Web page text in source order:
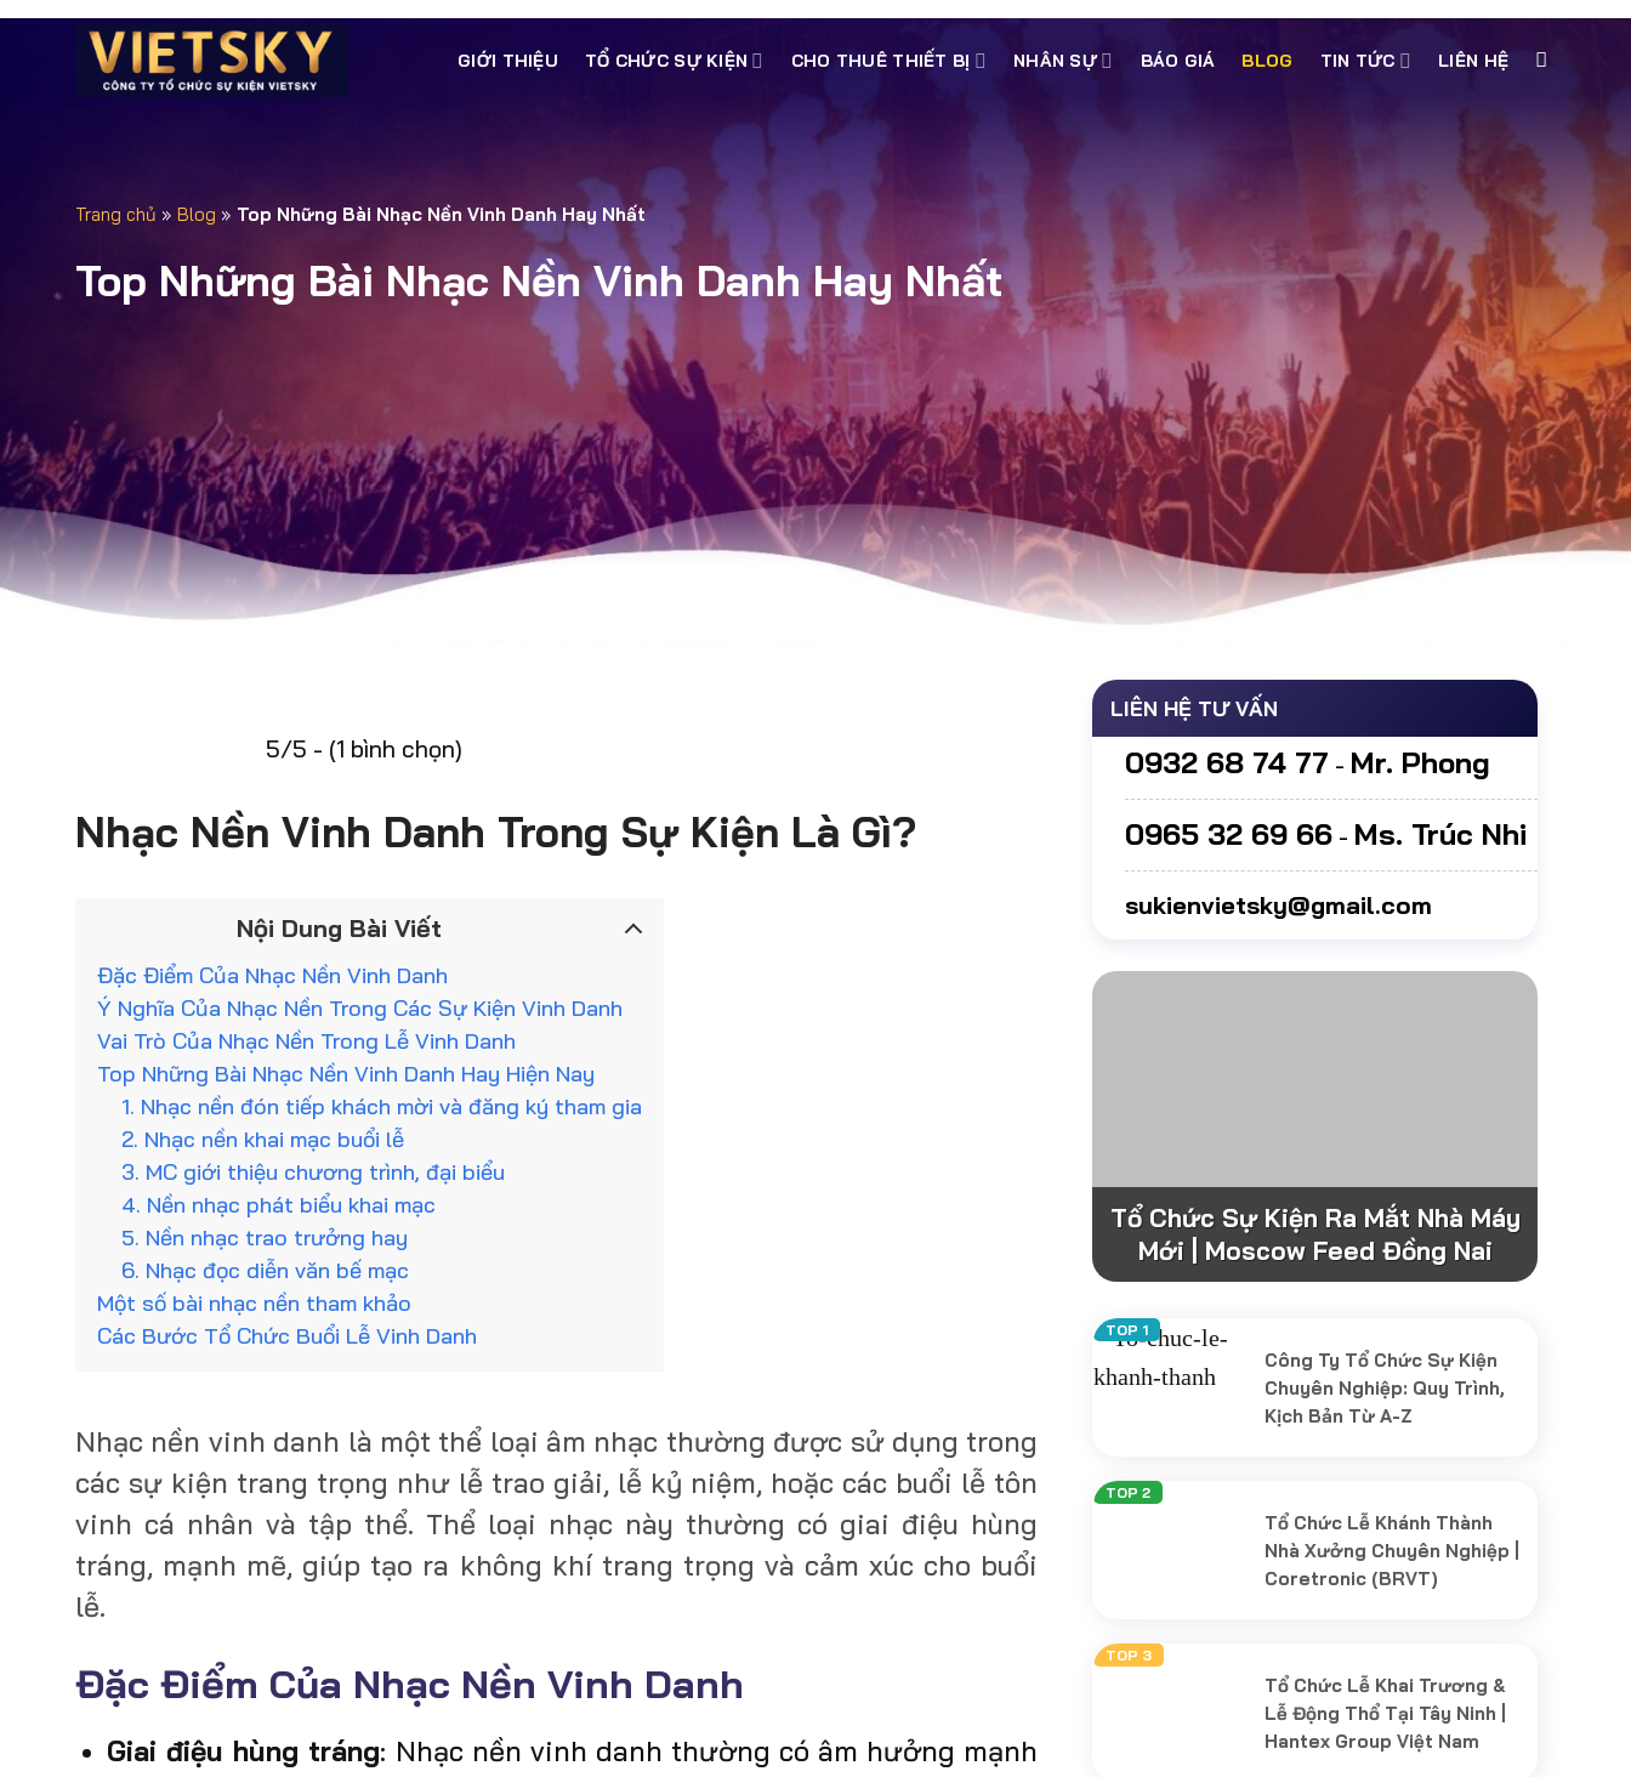
GIỚI THIỆU TỔ CHỨC SỰ KIỆN CHO THUÊ THIẾT BỊ NHÂN SỰ BÁO GIÁ BLOG TIN TỨC LIÊN HỆ
Trang chủ » Blog » Top Những Bài Nhạc Nền Vinh Danh Hay Nhất
Top Những Bài Nhạc Nền Vinh Danh Hay Nhất
5/5 - (1 bình chọn)
Nhạc Nền Vinh Danh Trong Sự Kiện Là Gì?
Nội Dung Bài Viết
Đặc Điểm Của Nhạc Nền Vinh Danh
Ý Nghĩa Của Nhạc Nền Trong Các Sự Kiện Vinh Danh
Vai Trò Của Nhạc Nền Trong Lễ Vinh Danh
Top Những Bài Nhạc Nền Vinh Danh Hay Hiện Nay
1. Nhạc nền đón tiếp khách mời và đăng ký tham gia
2. Nhạc nền khai mạc buổi lễ
3. MC giới thiệu chương trình, đại biểu
4. Nền nhạc phát biểu khai mạc
5. Nền nhạc trao trưởng hay
6. Nhạc đọc diễn văn bế mạc
Một số bài nhạc nền tham khảo
Các Bước Tổ Chức Buổi Lễ Vinh Danh
Nhạc nền vinh danh là một thể loại âm nhạc thường được sử dụng trong
các sự kiện trang trọng như lễ trao giải, lễ kỷ niệm, hoặc các buổi lễ tôn
vinh cá nhân và tập thể. Thể loại nhạc này thường có giai điệu hùng
tráng, mạnh mẽ, giúp tạo ra không khí trang trọng và cảm xúc cho buổi
lễ.
Đặc Điểm Của Nhạc Nền Vinh Danh
Giai điệu hùng tráng: Nhạc nền vinh danh thường có âm hưởng mạnh
LIÊN HỆ TƯ VẤN
0932 68 74 77 - Mr. Phong
0965 32 69 66- Ms. Trúc Nhi
sukienvietsky@gmail.com
Tổ Chức Sự Kiện Ra Mắt Nhà Máy
Mới | Moscow Feed Đồng Nai
Công Ty Tổ Chức Sự Kiện
Chuyên Nghiệp: Quy Trình,
Kịch Bản Từ A-Z
Tổ Chức Lễ Khánh Thành
Nhà Xưởng Chuyên Nghiệp |
Coretronic (BRVT)
Tổ Chức Lễ Khai Trương &
Lễ Động Thổ Tại Tây Ninh |
Hantex Group Việt Nam